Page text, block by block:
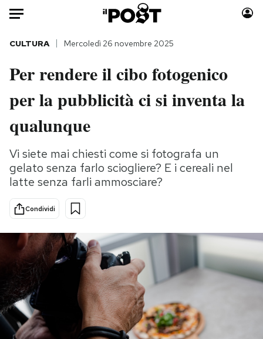
Auto
HOME
Italia
Politica
Tecnologia
Internet
Scienza
Cultura
Economia
Sport
Moda
Storie/Idee
Ok Boomer!
Media
Mondiali calcio 2026
PODCAST
NEWSLETTER
CULTURA Mercoledì 26 novembre 2025
Per rendere il cibo fotogenico
per la pubblicità ci si inventa la
qualunque
Vi siete mai chiesti come si fotografa un
gelato senza farlo sciogliere? E i cereali nel
latte senza farli ammosciare?
Condividi